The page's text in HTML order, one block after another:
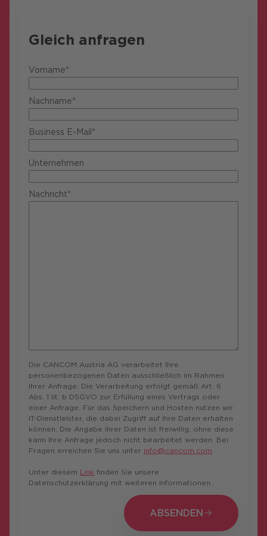
Gleich anfragen
Vorname*
Nachname*
Business E-Mail*
Unternehmen
Nachricht*
Die CANCOM Austria AG verarbeitet Ihre
personenbezogenen Daten ausschließlich im Rahmen
Ihrer Anfrage. Die Verarbeitung erfolgt gemäß Art. 6
Abs. 1 lit. b DSGVO zur Erfüllung eines Vertrags oder
einer Anfrage. Für das Speichern und Hosten nutzen wir
IT-Dienstleister, die dabei Zugriff auf Ihre Daten erhalten
können. Die Angabe Ihrer Daten ist freiwillig, ohne diese
kann Ihre Anfrage jedoch nicht bearbeitet werden. Bei
Fragen erreichen Sie uns unter info@cancom.com.
Unter diesem Link finden Sie unsere
Datenschutzerklärung mit weiteren Informationen.
ABSENDEN
ABSENDEN